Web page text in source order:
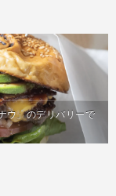
ウ」のデリバリーで